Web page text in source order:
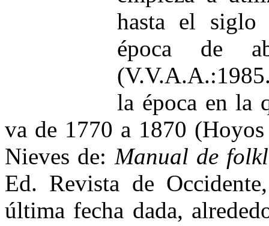
hasta el siglo
época de
la época en la
va de 1770 a 1870
Nieves de: Manual de
Ed. Revista de
última fecha dada,